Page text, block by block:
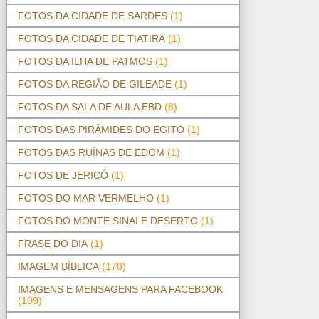
FOTOS DA CIDADE DE SARDES (1)
FOTOS DA CIDADE DE TIATIRA (1)
FOTOS DA ILHA DE PATMOS (1)
FOTOS DA REGIÃO DE GILEADE (1)
FOTOS DA SALA DE AULA EBD (8)
FOTOS DAS PIRÂMIDES DO EGITO (1)
FOTOS DAS RUÍNAS DE EDOM (1)
FOTOS DE JERICÓ (1)
FOTOS DO MAR VERMELHO (1)
FOTOS DO MONTE SINAI E DESERTO (1)
FRASE DO DIA (1)
IMAGEM BÍBLICA (178)
IMAGENS E MENSAGENS PARA FACEBOOK
(109)